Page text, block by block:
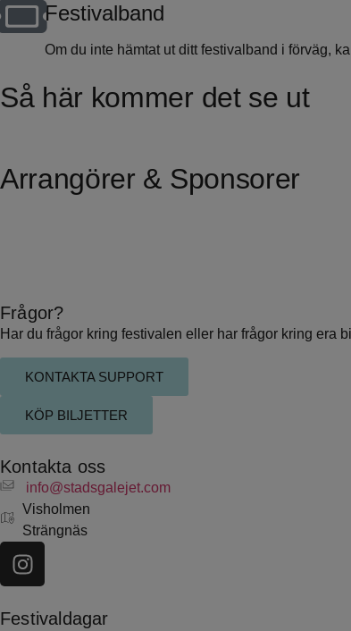
Festivalband
Om du inte hämtat ut ditt festivalband i förväg,
Så här kommer det se ut
Arrangörer & Sponsorer
Frågor?
Har du frågor kring festivalen eller har frågor kring era
KONTAKTA SUPPORT
KÖP BILJETTER
Kontakta oss
info@stadsgalejet.com
Visholmen
Strängnäs
Festivaldagar